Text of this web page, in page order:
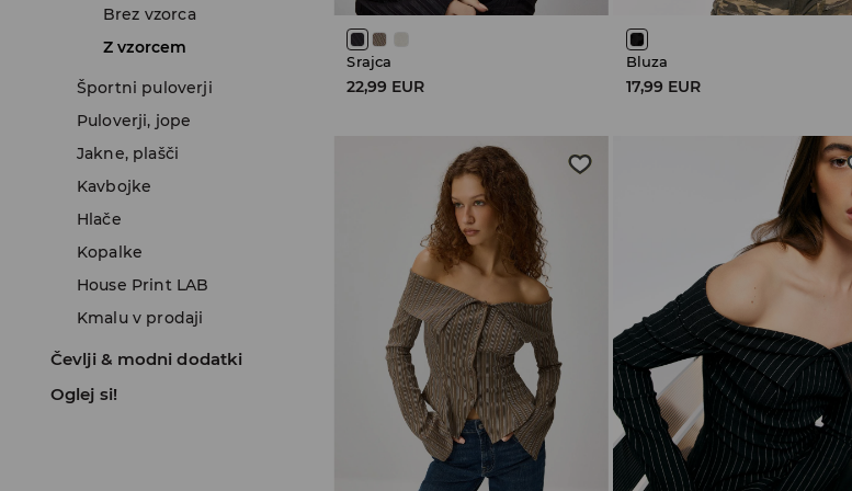
Brez vzorca
Z vzorcem
Športni puloverji
Puloverji, jope
Jakne, plašči
Kavbojke
Hlače
Kopalke
House Print LAB
Kmalu v prodaji
Čevlji & modni dodatki
Oglej si!
Srajca
22,99 EUR
Bluza
17,99 EUR